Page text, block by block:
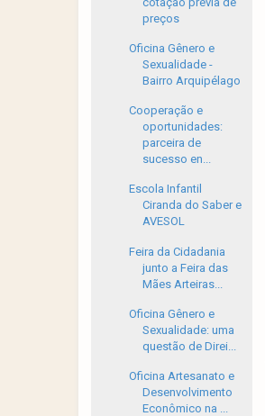
preços
Oficina Gênero e
Sexualidade -
Bairro Arquipélago
Cooperação e
oportunidades:
parceira de
sucesso en...
Escola Infantil
Ciranda do Saber e
AVESOL
Feira da Cidadania
junto a Feira das
Mães Arteiras...
Oficina Gênero e
Sexualidade: uma
questão de Direi...
Oficina Artesanato e
Desenvolvimento
Econômico na ...